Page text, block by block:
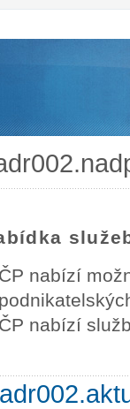
ČP nabízí
ČP nabízí